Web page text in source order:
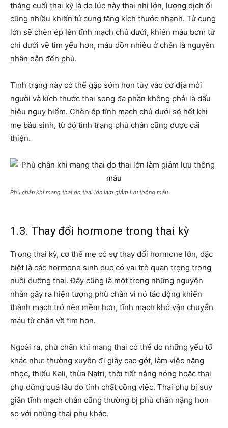
tháng cuối thai kỳ là do lúc này thai nhi lớn, lượng dịch ối
cũng nhiều khiến tử cung tăng kích thước nhanh. Tử cung
lớn sẽ chèn ép lên tĩnh mạch chủ dưới, khiến máu bơm từ
chi dưới về tim yếu hơn, máu dồn nhiều ở chân là nguyên
nhân dẫn đến phù.
Tình trạng này có thể gặp sớm hơn tùy vào cơ địa mỗi
người và kích thước thai song đa phần không phải là dấu
hiệu nguy hiểm. Chèn ép tĩnh mạch chủ dưới sẽ hết khi
mẹ bầu sinh, từ đó tình trạng phù chân cũng được cải
thiện.
Phù chân khi mang thai do thai lớn làm giảm lưu thông máu
1.3. Thay đổi hormone trong thai kỳ
Trong thai kỳ, cơ thể mẹ có sự thay đổi hormone lớn, đặc
biệt là các hormone sinh dục có vai trò quan trọng trong
nuôi dưỡng thai. Đây cũng là một trong những nguyên
nhân gây ra hiện tượng phù chân vì nó tác động khiến
thành mạch trở nên mềm hơn, tĩnh mạch khó vận chuyển
máu từ chân về tim hơn.
Ngoài ra, phù chân khi mang thai có thể do những yếu tố
khác như: thường xuyên đi giày cao gót, làm việc nặng
nhọc, thiếu Kali, thừa Natri, thời tiết nắng nóng hoặc thai
phụ đứng quá lâu do tính chất công việc. Thai phụ bị suy
giãn tĩnh mạch chân cũng thường bị phù chân nặng hơn
so với những thai phụ khác.